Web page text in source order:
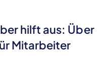
hilft aus: Über
Mitarbeiter